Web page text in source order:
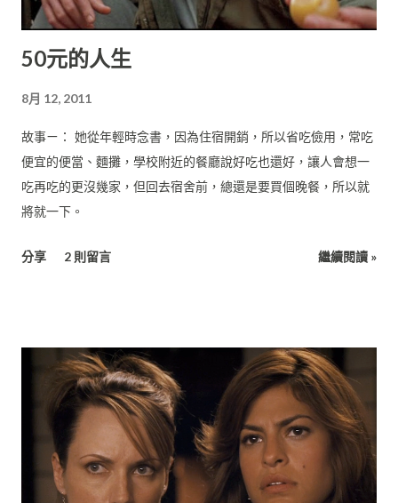
50元的人生
8月 12, 2011
故事ㄧ： 她從年輕時念書，因為住宿開銷，所以省吃儉用，常吃
便宜的便當、麵攤，學校附近的餐廳說好吃也還好，讓人會想一
吃再吃的更沒幾家，但回去宿舍前，總還是要買個晚餐，所以就
將就一下。
分享 2 則留言 繼續閱讀 »